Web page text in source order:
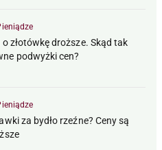
o złotówkę droższe. Skąd tak
podwyżki cen?
za bydło rzeźne? Ceny są